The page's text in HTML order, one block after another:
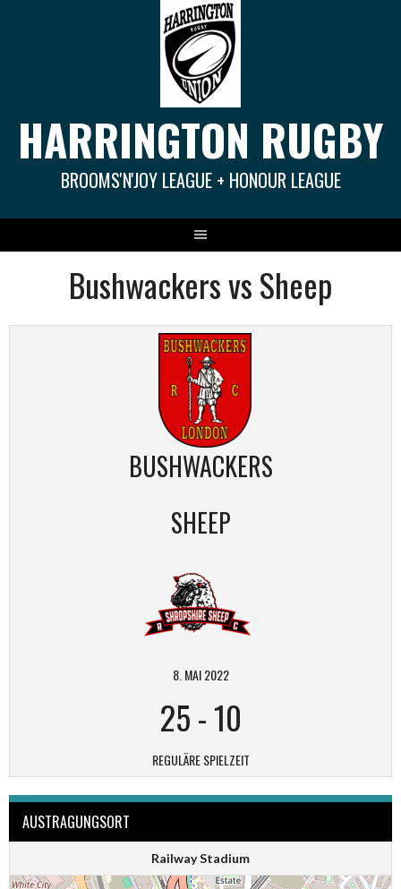
HARRINGTON RUGBY
BROOMS'N'JOY LEAGUE + HONOUR LEAGUE
Bushwackers vs Sheep
BUSHWACKERS
SHEEP
8. MAI 2022
25-10
REGULÄRE SPIELZEIT
AUSTRAGUNGSORT
Railway Stadium